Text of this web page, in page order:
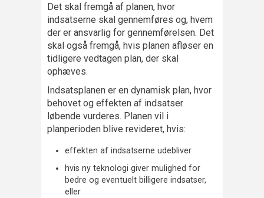
Det skal fremgå af planen, hvor
indsatserne skal gennemføres og, hvem
der er ansvarlig for gennemførelsen. Det
skal også fremgå, hvis planen afløser en
tidligere vedtagen plan, der skal
ophæves.
Indsatsplanen er en dynamisk plan, hvor
behovet og effekten af indsatser
løbende vurderes. Planen vil i
planperioden blive revideret, hvis:
effekten af indsatserne udebliver
hvis ny teknologi giver mulighed for
bedre og eventuelt billigere indsatser,
eller